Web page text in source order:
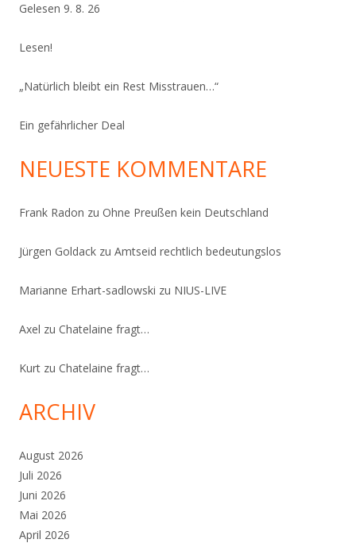
Gelesen 9. 8. 26
Lesen!
„Natürlich bleibt ein Rest Misstrauen…“
Ein gefährlicher Deal
NEUESTE KOMMENTARE
Frank Radon zu Ohne Preußen kein Deutschland
Jürgen Goldack zu Amtseid rechtlich bedeutungslos
Marianne Erhart-sadlowski zu NIUS-LIVE
Axel zu Chatelaine fragt…
Kurt zu Chatelaine fragt…
ARCHIV
August 2026
Juli 2026
Juni 2026
Mai 2026
April 2026